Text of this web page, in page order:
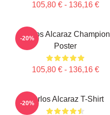
105,80 € - 136,16 €
Carlos Alcaraz Champion
Poster
105,80 € - 136,16 €
-20%
Carlos Alcaraz T-Shirt
-20%